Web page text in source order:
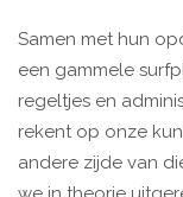
Samen met hun
een gammele
regeltjes en
rekent op onze
andere zijde van